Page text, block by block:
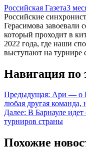
Российская Газета3
Российские
Герасимова завоевали
который проходит в
2022 года, где наши
выступают на турнире
Навигация по
Предыдущая: Ари — о
любая другая команда,
Далее: В Барнауле
турниров страны
Похожие